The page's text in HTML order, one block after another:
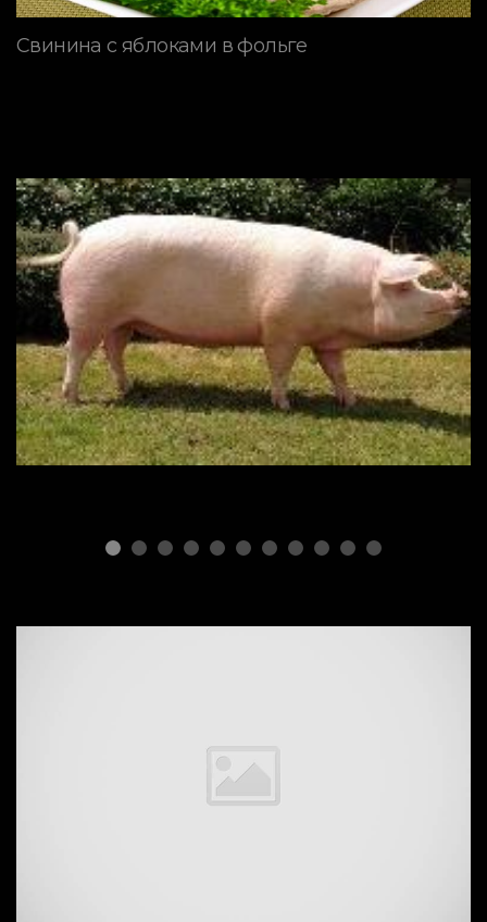
Свинина с яблоками в фольге
ПОРОДЫ СВИНЕЙ
Ландрас